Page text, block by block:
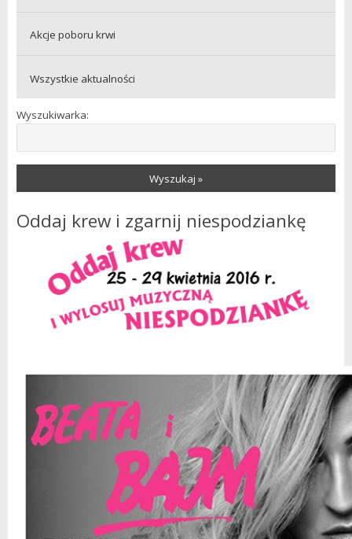
Akcje poboru krwi
Wszystkie aktualności
Wyszukiwarka:
Wyszukaj »
Oddaj krew i zgarnij niespodziankę